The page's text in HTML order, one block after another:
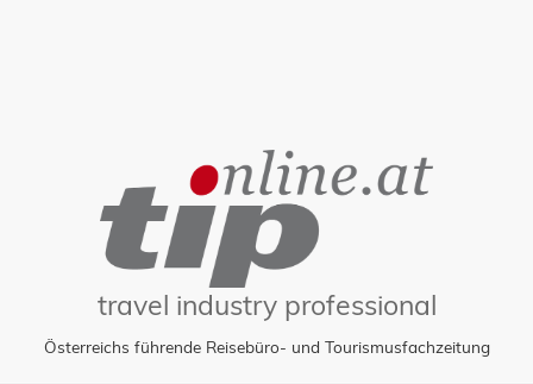
travel industry professional
Österreichs führende Reisebüro- und Tourismusfachzeitung